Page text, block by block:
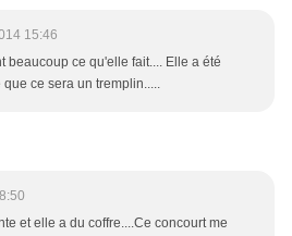
15:46
beaucoup ce qu'elle fait.... Elle a été
ce sera un tremplin.....
et elle a du coffre....Ce concourt me